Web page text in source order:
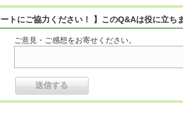
トにご協力ください！ 】このQ&Aは役に立ち
ご意見・ご感想をお寄せください。